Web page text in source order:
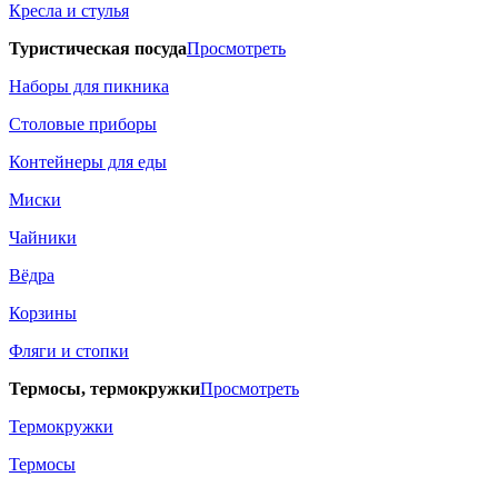
Кресла и стулья
Туристическая посудаПросмотреть
Наборы для пикника
Столовые приборы
Контейнеры для еды
Миски
Чайники
Вёдра
Корзины
Фляги и стопки
Термосы, термокружкиПросмотреть
Термокружки
Термосы